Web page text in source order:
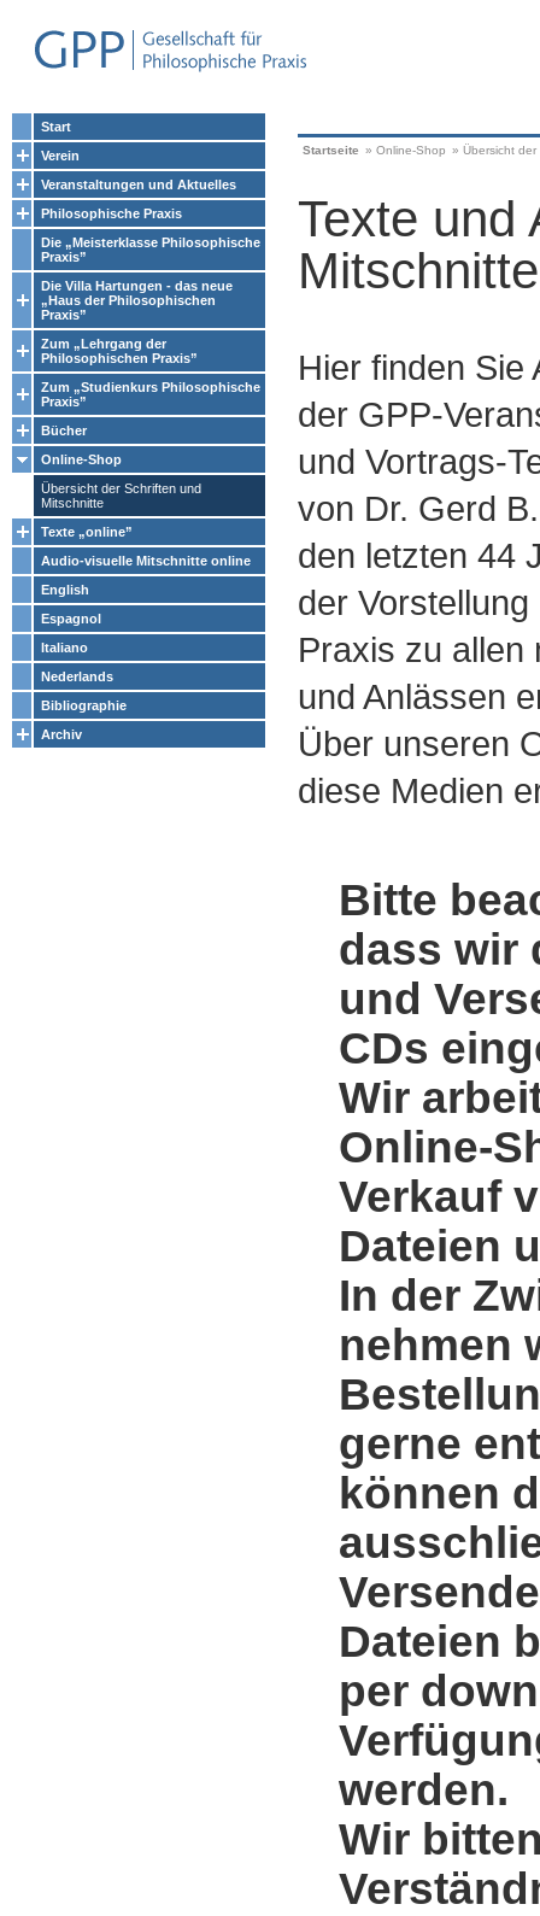
Start
Verein
Veranstaltungen und Aktuelles
Philosophische Praxis
Die „Meisterklasse Philosophische
Praxis”
Die Villa Hartungen - das neue
„Haus der Philosophischen
Praxis”
Zum „Lehrgang der
Philosophischen Praxis”
Zum „Studienkurs Philosophische
Praxis”
Bücher
Online-Shop
Übersicht der Schriften und
Mitschnitte
Texte „online”
Audio-visuelle Mitschnitte online
English
Espagnol
Italiano
Nederlands
Bibliographie
Archiv
Startseite » Online-Shop » Übersicht
Texte und
Mitschnitte
Hier finden Sie
der GPP-
und Vortrags-
von Dr. Gerd
den letzten 44
der
Praxis zu allen
und Anlässen
Über unseren
diese Medien
Bitte
dass wir
und
CDs
Wir
Online-
Verkauf
Dateien
In der
nehmen
gerne
können
Dateien
per
werden.
Wir